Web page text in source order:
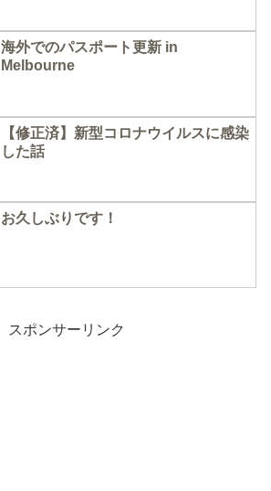
海外でのパスポート更新 in
Melbourne
【修正済】新型コロナウイルスに感染
した話
お久しぶりです！
スポンサーリンク